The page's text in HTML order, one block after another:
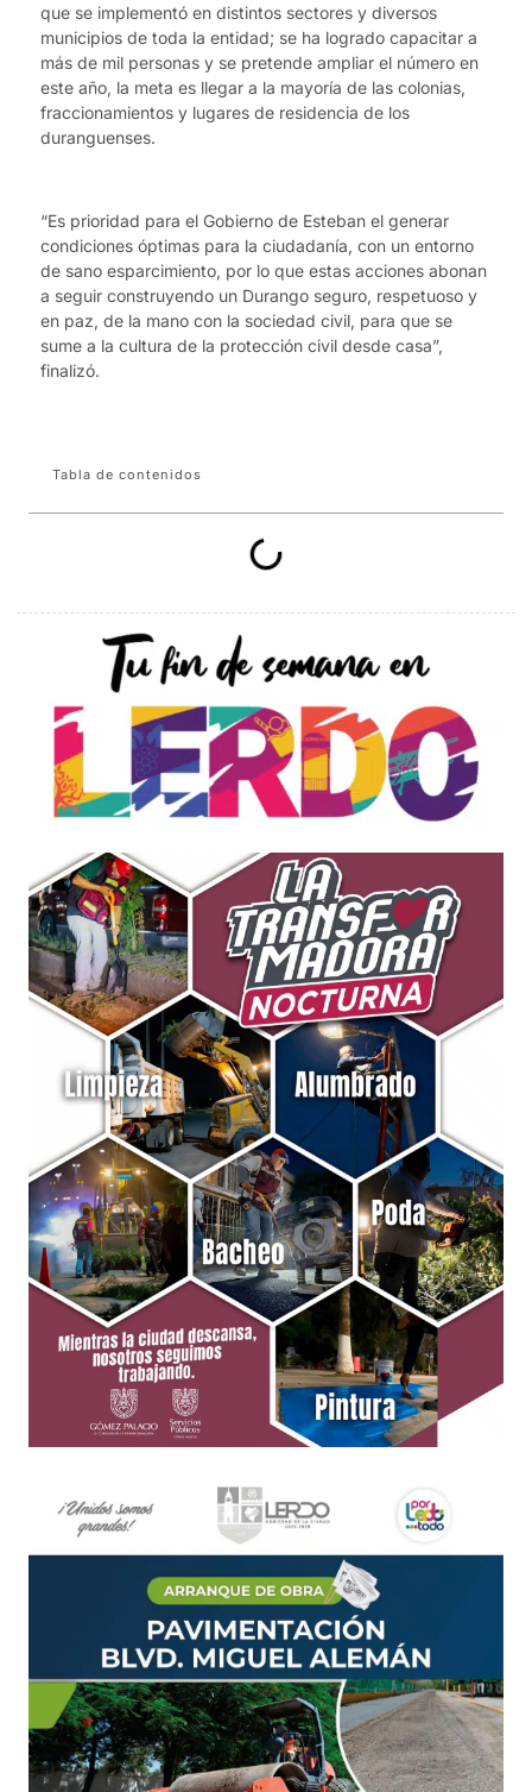
que se implementó en distintos sectores y diversos
municipios de toda la entidad; se ha logrado capacitar a
más de mil personas y se pretende ampliar el número en
este año, la meta es llegar a la mayoría de las colonias,
fraccionamientos y lugares de residencia de los
duranguenses.
“Es prioridad para el Gobierno de Esteban el generar
condiciones óptimas para la ciudadanía, con un entorno
de sano esparcimiento, por lo que estas acciones abonan
a seguir construyendo un Durango seguro, respetuoso y
en paz, de la mano con la sociedad civil, para que se
sume a la cultura de la protección civil desde casa”,
finalizó.
Tabla de contenidos